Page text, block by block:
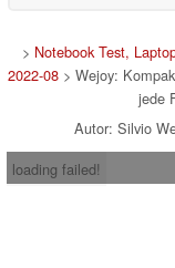
> Notebook Test,
2022-08 > Wejoy:
jede
Autor: Silvio
loading failed!